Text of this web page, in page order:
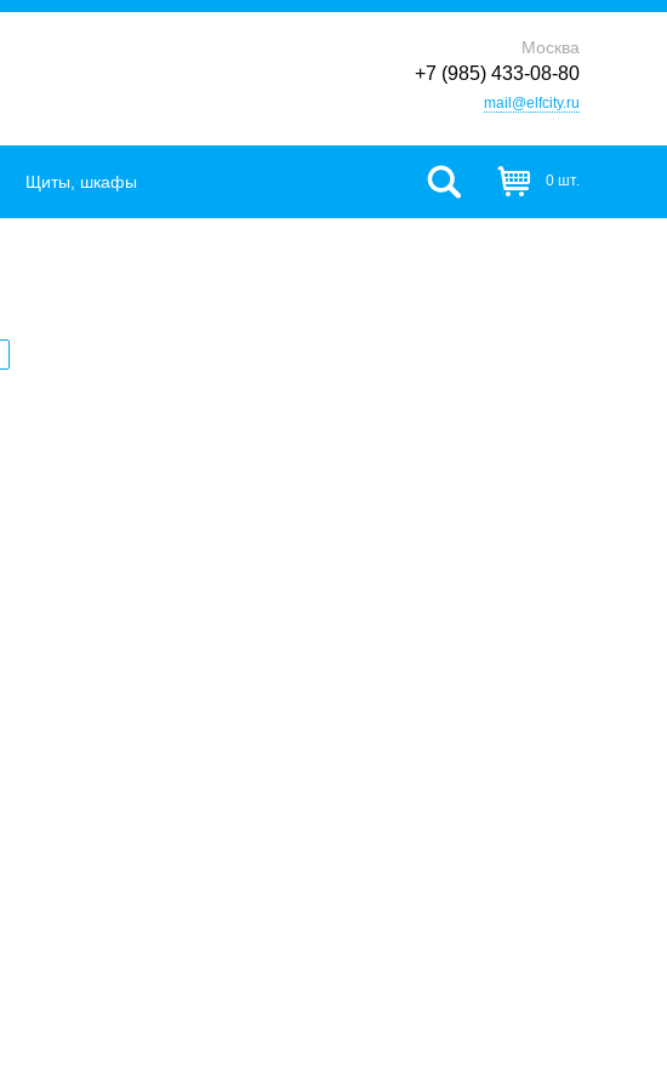
Москва
+7 (985) 433-08-80
mail@elfcity.ru
Щиты, шкафы 0 шт.